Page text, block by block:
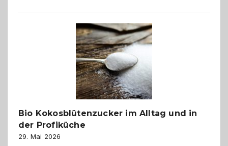
Freund
in
Gefahr
ist:
Brandschutz
für
Hunde
eigenen
Bio Kokosblütenzucker im Alltag und in
der Profiküche
29. Mai 2026